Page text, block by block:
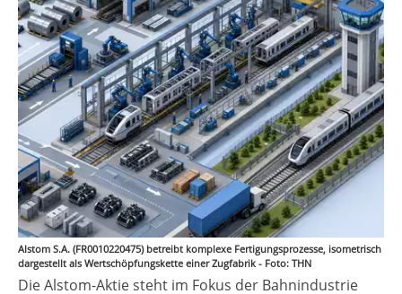
Alstom S.A. (FR0010220475) betreibt komplexe Fertigungsprozesse, isometrisch
dargestellt als Wertschöpfungskette einer Zugfabrik - Foto: THN
Die Alstom-Aktie steht im Fokus der Bahnindustrie